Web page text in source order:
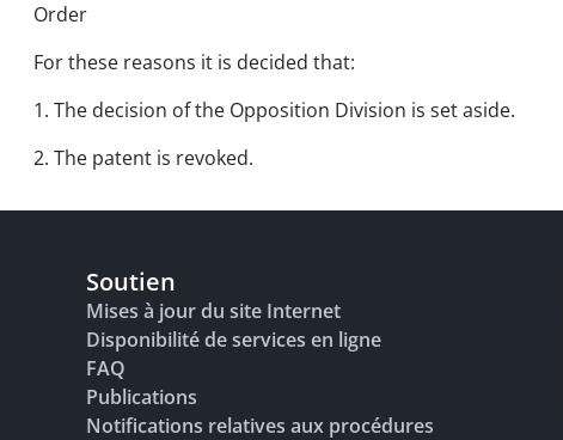
Order
For these reasons it is decided that:
1. The decision of the Opposition Division is set aside.
2. The patent is revoked.
Soutien
Mises à jour du site Internet
Disponibilité de services en ligne
FAQ
Publications
Notifications relatives aux procédures